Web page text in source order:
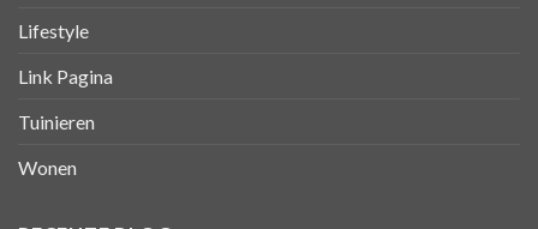
Lifestyle
Link Pagina
Tuinieren
Wonen